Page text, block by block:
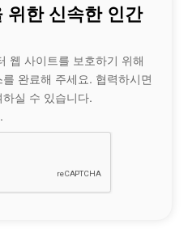
위한 신속한 인간
웹 사이트를 보호하기 위해
완료해 주세요. 협력하시면
실 수 있습니다.